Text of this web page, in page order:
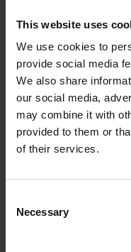
This website uses
We use cookies to
provide social media
We also share
our social media,
may combine it with
provided to them or
of their services.
Selection
Necessary
Abstand 35 mm vom
Weitere
Abstand 35 mm vom
Referenzimpulsbreite
90°